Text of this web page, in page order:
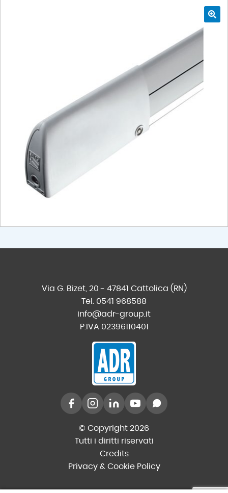
Via G. Bizet, 20 - 47841 Cattolica (RN)
Tel. 0541 968588
info@adr-group.it
P.IVA 02396110401
© Copyright 2026
Tutti i diritti riservati
Credits
Privacy & Cookie Policy